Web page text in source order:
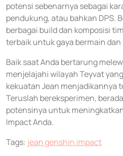
potensi sebenarnya sebagai
pendukung, atau bahkan DPS.
berbagai build dan komposisi
terbaik untuk gaya bermain
Baik saat Anda bertarung
menjelajahi wilayah Teyvat
kekuatan Jean menjadikannya
Teruslah bereksperimen,
potensinya untuk
Impact Anda.
Tags: jean genshin impact